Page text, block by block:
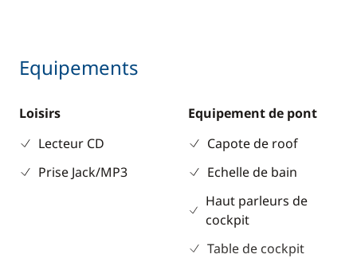
Equipements
Loisirs
Lecteur CD
Prise Jack/MP3
Equipement de pont
Capote de roof
Echelle de bain
Haut parleurs de
cockpit
Table de cockpit